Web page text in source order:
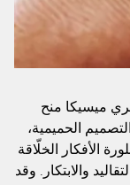
ميسيكا منح
الحميمية،
الأفكار الخلّاقة
والابتكار. وقد